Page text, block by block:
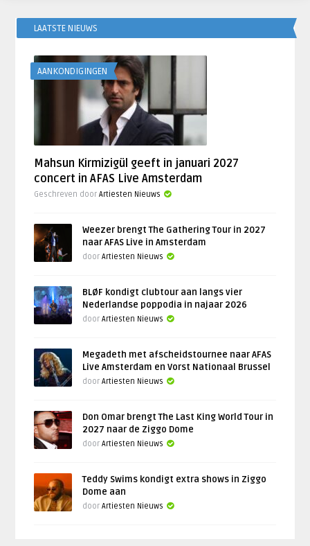
LAATSTE NIEUWS
AANKONDIGINGEN
Mahsun Kirmizigül geeft in januari 2027
concert in AFAS Live Amsterdam
Geschreven doorArtiesten Nieuws
Weezer brengt The Gathering Tour in 2027
naar AFAS Live in Amsterdam
doorArtiesten Nieuws
BLØF kondigt clubtour aan langs vier
Nederlandse poppodia in najaar 2026
doorArtiesten Nieuws
Megadeth met afscheidstournee naar AFAS
Live Amsterdam en Vorst Nationaal Brussel
doorArtiesten Nieuws
Don Omar brengt The Last King World Tour in
2027 naar de Ziggo Dome
doorArtiesten Nieuws
Teddy Swims kondigt extra shows in Ziggo
Dome aan
doorArtiesten Nieuws